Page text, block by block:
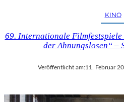
KINO
69. Internationale
der Ahnungslosen“ –
Veröffentlicht am:11. Februar